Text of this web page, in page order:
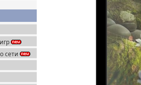
сети